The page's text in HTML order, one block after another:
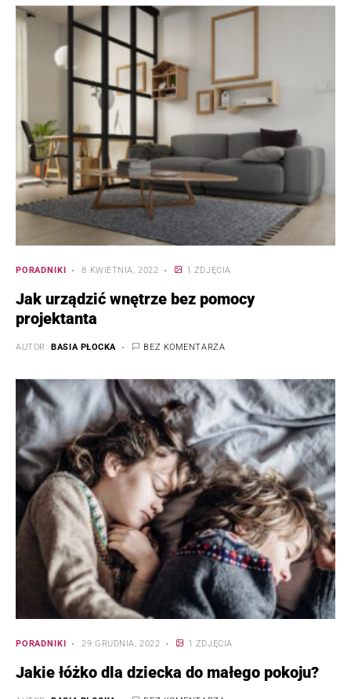
PORADNIKI 8 KWIETNIA, 2022 1 ZDJĘCIA
Jak urządzić wnętrze bez pomocy
projektanta
AUTOR: BASIA PŁOCKA BEZ KOMENTARZA
PORADNIKI 29 GRUDNIA, 2022 1 ZDJĘCIA
Jakie łóżko dla dziecka do małego pokoju?